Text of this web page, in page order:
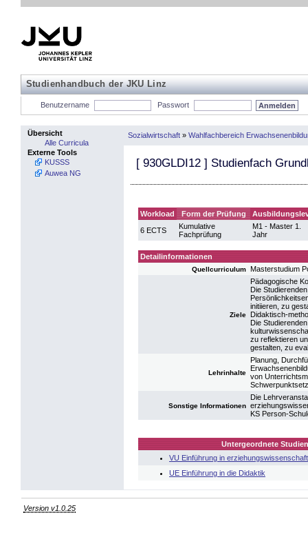
Studienhandbuch der JKU Linz
Benutzername Passwort
Übersicht
Alle Curricula
Externe Tools
KUSSS
Auwea NG
Sozialwirtschaft » Wahlfachbereich
[ 930GLDI12 ] Studienfach
Workload Form der Prüfung
6 ECTS
Kumulative
Fachprüfung
M1 - Master 1.
Jahr
Detailinformationen
Quellcurriculum Masterstudium
Ziele
Pädagogische
Die
initiieren, zu
Didaktisch-
Die
zu reflektieren
gestalten, zu
Lehrinhalte
Planung,
von
Sonstige Informationen
Die
KS Person-
Untergeordnete
VU Einführung in
UE Einführung in die Didaktik
Version v1.0.25